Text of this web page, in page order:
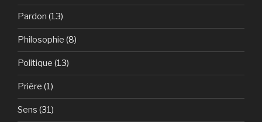
Pardon (13)
Philosophie (8)
Politique (13)
Prière (1)
Sens (31)